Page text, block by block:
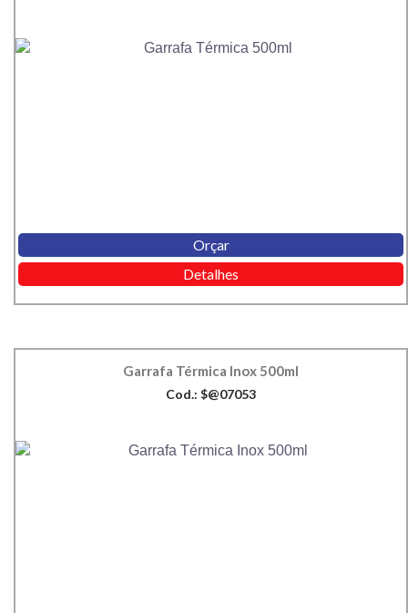
Orçar
Detalhes
Garrafa Térmica Inox 500ml
Cod.: $@07053